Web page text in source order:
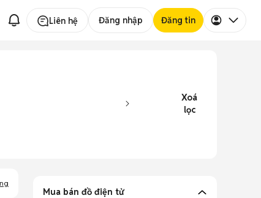
Liên hệ Đăng nhập Đăng tin
Xoá
lọc
Mua bán đồ điện tử